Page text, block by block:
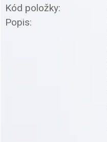
Kód položky:
Popis: